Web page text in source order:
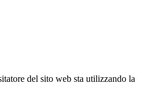
del sito web sta utilizzando la